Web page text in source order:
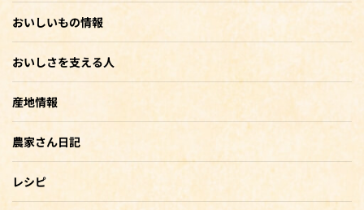
おいしいもの情報
おいしさを支える人
産地情報
農家さん日記
レシピ